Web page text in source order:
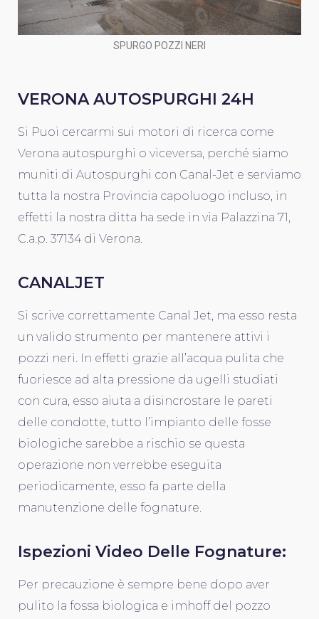
SPURGO POZZI NERI
VERONA AUTOSPURGHI 24H
Si Puoi cercarmi sui motori di ricerca come
Verona autospurghi o viceversa, perché siamo
muniti di Autospurghi con Canal-Jet e serviamo
tutta la nostra Provincia capoluogo incluso, in
effetti la nostra ditta ha sede in via Palazzina 71,
C.a.p. 37134 di Verona.
CANALJET
Si scrive correttamente Canal Jet, ma esso resta
un valido strumento per mantenere attivi i
pozzi neri. In effetti grazie all’acqua pulita che
fuoriesce ad alta pressione da ugelli studiati
con cura, esso aiuta a disincrostare le pareti
delle condotte, tutto l’impianto delle fosse
biologiche sarebbe a rischio se questa
operazione non verrebbe eseguita
periodicamente, esso fa parte della
manutenzione delle fognature.
Ispezioni Video Delle Fognature:
Per precauzione è sempre bene dopo aver
pulito la fossa biologica e imhoff del pozzo